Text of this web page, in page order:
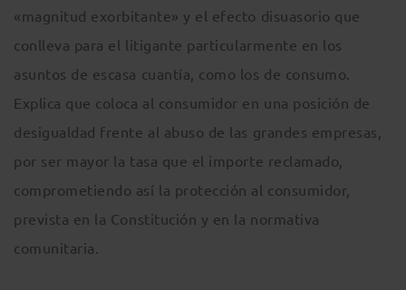
«magnitud exorbitante» y el efecto disuasorio que
conlleva para el litigante particularmente en los
asuntos de escasa cuantía, como los de consumo.
Explica que coloca al consumidor en una posición de
desigualdad frente al abuso de las grandes empresas,
por ser mayor la tasa que el importe reclamado,
comprometiendo así la protección al consumidor,
prevista en la Constitución y en la normativa
comunitaria.